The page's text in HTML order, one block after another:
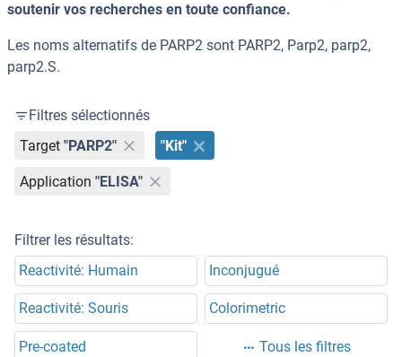
soutenir vos recherches en toute confiance.
Les noms alternatifs de PARP2 sont PARP2, Parp2, parp2,
parp2.S.
Filtres sélectionnés
Target "PARP2" "Kit"
Application "ELISA"
Filtrer les résultats:
Reactivité: Humain
Inconjugué
Reactivité: Souris Colorimetric
Pre-coated Tous les filtres